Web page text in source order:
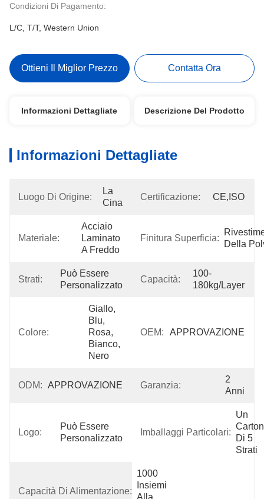
Condizioni Di Pagamento:
L/C, T/T, Western Union
Ottieni Il Miglior Prezzo Contatta Ora
Informazioni Dettagliate Descrizione Del Prodotto
Informazioni Dettagliate
Luogo Di Origine:
La
Cina
Certificazione: CE,ISO
Materiale:
Acciaio
Laminato
A Freddo
Finitura Superficia:
Della
Strati:
Può Essere
Personalizzato
Capacità:
100-
180kg/layer
Colore:
Giallo,
Blu,
Rosa,
Bianco,
Nero
OEM: APPROVAZIONE
ODM: APPROVAZIONE Garanzia:
2
Anni
Logo:
Può Essere
Personalizzato
Imballaggi Particolari:
Un
Di 5
Strati
Capacità Di Alimentazione:
1000
Insiemi
Alla